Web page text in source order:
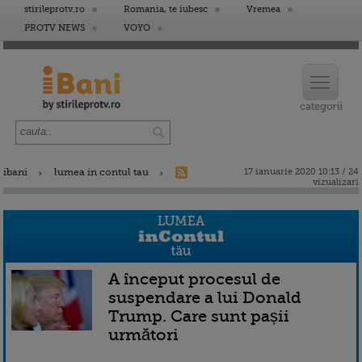
stirileprotv.ro Romania, te iubesc
Vremea
PROTV NEWS
VOYO
ibani lumea in contul tau
17 ianuarie 2020 10:13 / 24
vizualizari
A început procesul de
suspendare a lui Donald
Trump. Care sunt pașii
următori